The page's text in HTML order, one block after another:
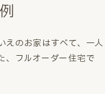
えのお家はすべて、一人
、フルオーダー住宅で